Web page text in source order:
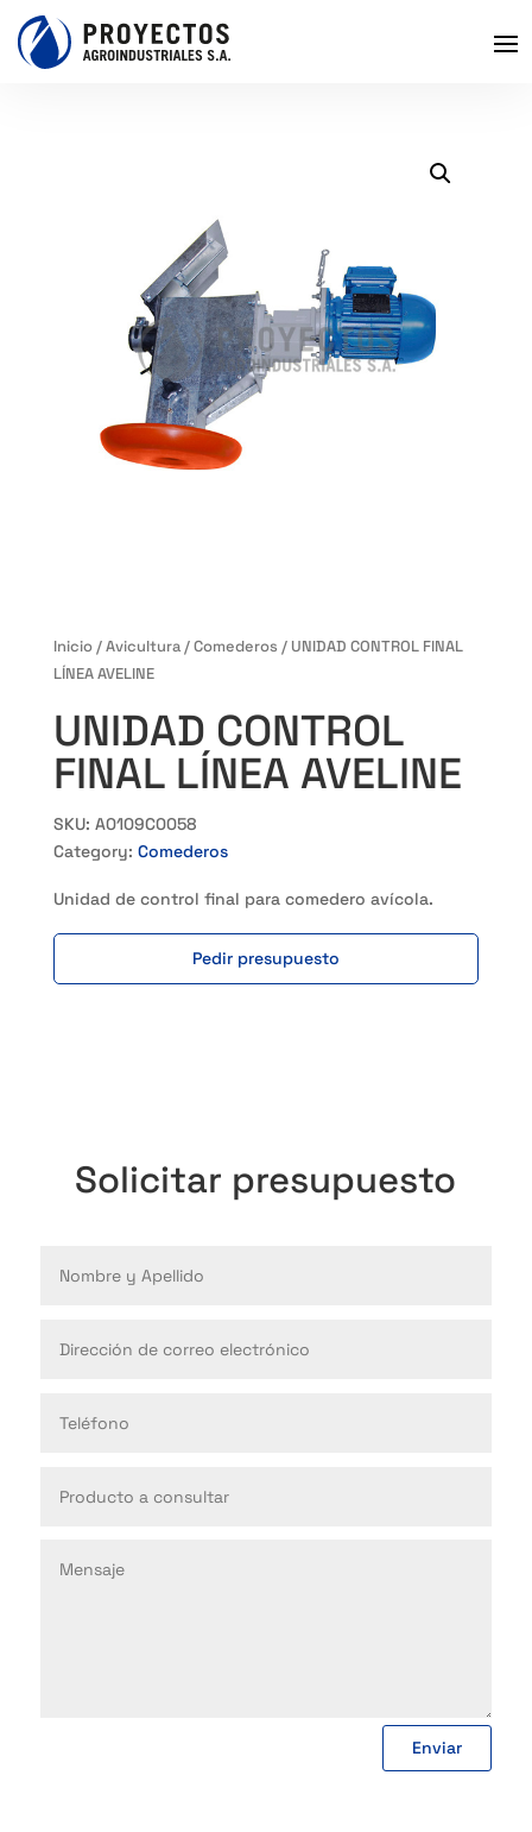
Inicio/Avicultura/Comederos / UNIDAD CONTROL FINAL
LÍNEA AVELINE
UNIDAD CONTROL
FINAL LÍNEA AVELINE
SKU: A0109C0058
Category: Comederos
Unidad de control final para comedero avícola.
Pedir presupuesto
Solicitar presupuesto
Enviar